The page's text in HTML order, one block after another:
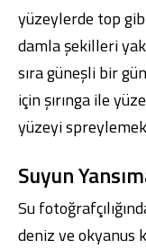
yüzeylerde top
damla şekilleri
sıra güneşli bir
için şırınga ile
yüzeyi
Suyun
Su
deniz ve okyanus